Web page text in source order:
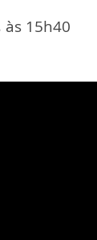
às 15h40